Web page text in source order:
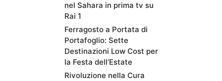
nel Sahara in prima tv su
Rai 1
Ferragosto a Portata di
Portafoglio: Sette
Destinazioni Low Cost per
la Festa dell’Estate
Rivoluzione nella Cura